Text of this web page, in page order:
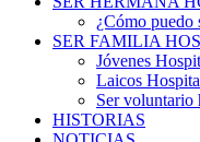
¿Cómo puedo
SER FAMILIA
Jóvenes
Laicos
Ser voluntario
HISTORIAS